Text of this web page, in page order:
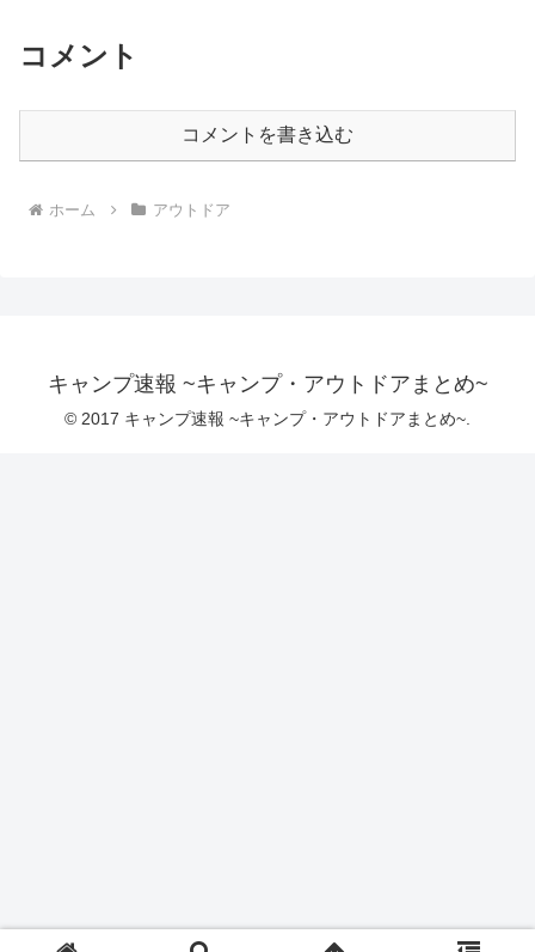
コメント
コメントを書き込む
ホーム アウトドア
キャンプ速報 ~キャンプ・アウトドアまとめ~
© 2017 キャンプ速報 ~キャンプ・アウトドアまとめ~.